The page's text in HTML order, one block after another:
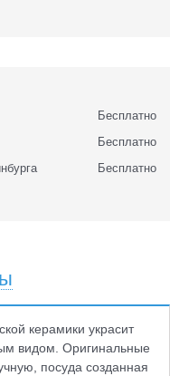
Бесплатно
Бесплатно
Бесплатно
керамики украсит
видом. Оригинальные
посуда созданная